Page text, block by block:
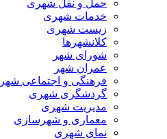
حمل و نقل شهری
خدمات شهری
زیست شهری
کلانشهرها
شورای شهر
عمران شهر
فرهنگی و اجتماعی شهر
گردشگری شهری
مدیریت شهری
معماری و شهرسازی
نمای شهری